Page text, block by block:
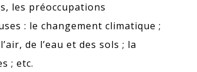
les préoccupations
: le changement climatique ;
de l’eau et des sols ; la
; etc.